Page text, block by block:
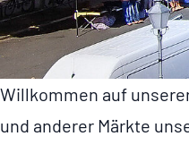
Willkommen auf
und anderer Märkte